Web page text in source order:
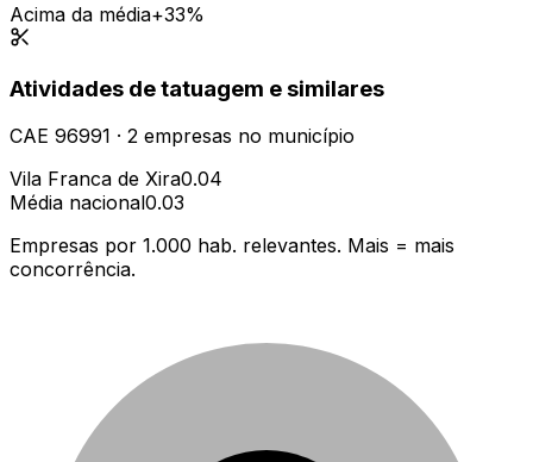
Acima da média+33%
Atividades de tatuagem e similares
CAE 96991 · 2 empresas no município
Vila Franca de Xira0.04
Média nacional0.03
Empresas por 1.000 hab. relevantes. Mais = mais
concorrência.